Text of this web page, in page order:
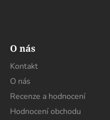
O nás
Kontakt
O nás
Recenze a hodnocení
Hodnocení obchodu